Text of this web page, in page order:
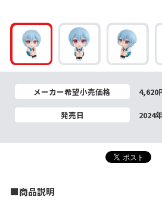
メーカー希望小売価格 4,620
発売日 2024
■商品説明